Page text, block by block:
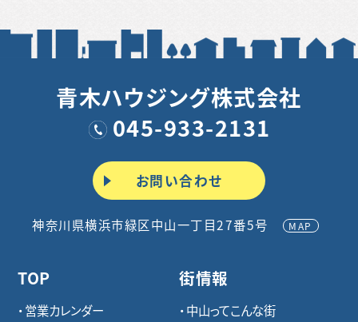
青木ハウジング株式会社
045-933-2131
お問い合わせ
神奈川県横浜市緑区中山一丁目27番5号 MAP
TOP
営業カレンダー
街情報
中山ってこんな街